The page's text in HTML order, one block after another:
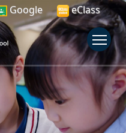
Google eClass